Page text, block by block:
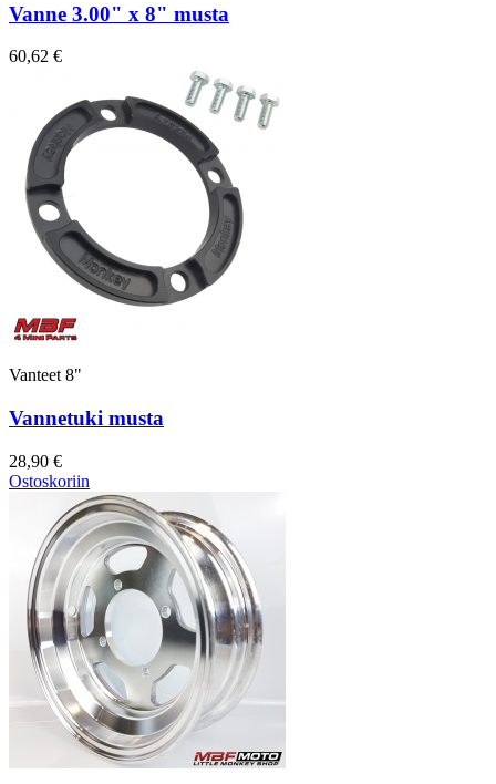
Vanne 3.00" x 8" musta
60,62 €
Vanteet 8"
Vannetuki musta
28,90 €
Ostoskoriin